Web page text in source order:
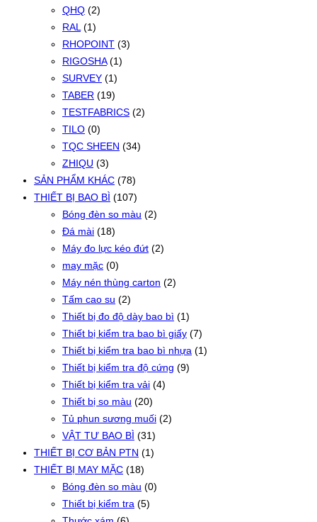
QHQ (2)
RAL (1)
RHOPOINT (3)
RIGOSHA (1)
SURVEY (1)
TABER (19)
TESTFABRICS (2)
TILO (0)
TQC SHEEN (34)
ZHIQU (3)
SẢN PHẨM KHÁC (78)
THIẾT BỊ BAO BÌ (107)
Bóng đèn so màu (2)
Đá mài (18)
Máy đo lực kéo đứt (2)
may mặc (0)
Máy nén thùng carton (2)
Tấm cao su (2)
Thiết bị đo độ dày bao bì (1)
Thiết bị kiểm tra bao bì giấy (7)
Thiết bị kiểm tra bao bì nhựa (1)
Thiết bị kiểm tra độ cứng (9)
Thiết bị kiểm tra vải (4)
Thiết bị so màu (20)
Tủ phun sương muối (2)
VẬT TƯ BAO BÌ (31)
THIẾT BỊ CƠ BẢN PTN (1)
THIẾT BỊ MAY MẶC (18)
Bóng đèn so màu (0)
Thiết bị kiểm tra (5)